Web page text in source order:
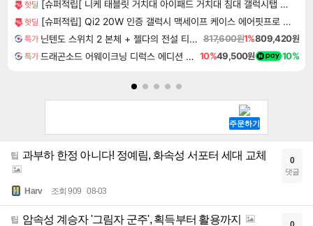
핫딜 [슈퍼적립[ 니케 태블릿 거치대 아이패드 거치대 침대 갤럭시탭 패드 The Comfy
핫딜 [슈퍼적립] Qi2 20W 인증 갤럭시 맥세이프 케이스 에어핏프로 맥핏 블랙, 갤럭시Z 폴드8 울트라
특가 닌텐도 스위치 2 본체 + 젤다의 전설 티어스 오브 더 킹덤 닌텐도 스위치 2 에디션 + 젤다의 전설 브레스 오브 더 와일드 닌텐도 스위치 2 에디션 번들 817,600원1%809,420원
특가 드래곤소드 어웨이크닝 디럭스 에디션 DragonSword Awakening Deluxe Edition 10%49,500원 10%
팁 과부하 한정 아니다! 정예림, 화속성 서포터 세대 교체
Harv 조회 909 08-03
0
댓글
팁 암속성 계승자 '그림자 군주', 획득부터 활용까지